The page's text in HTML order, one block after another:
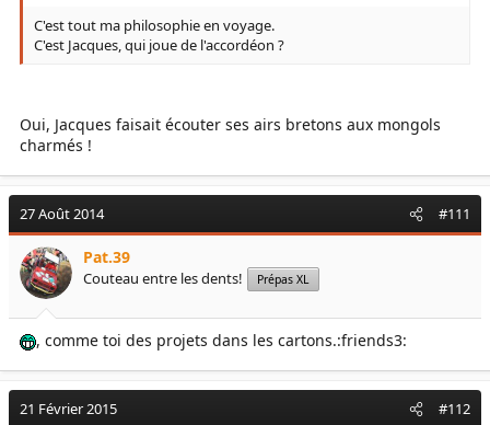
- dans les zones désertiques du Sahel on s'arrange pour passer à
plusieurs véhicules
- on ne va pas en ville juste avant d'aller au bivouac mais le
lendemain matin avant de repartir
considérablement les risques.
- - - Mise à jour - - -
Voir la pièce jointe 40878
C'est tout ma philosophie en voyage.
C'est Jacques, qui joue de l'accordéon ?
Oui, Jacques faisait écouter ses airs bretons aux mongols
charmés !
27 Août 2014 #111
Pat.39
Couteau entre les dents! Prépas XL
, comme toi des projets dans les cartons.:friends3:
21 Février 2015 #112